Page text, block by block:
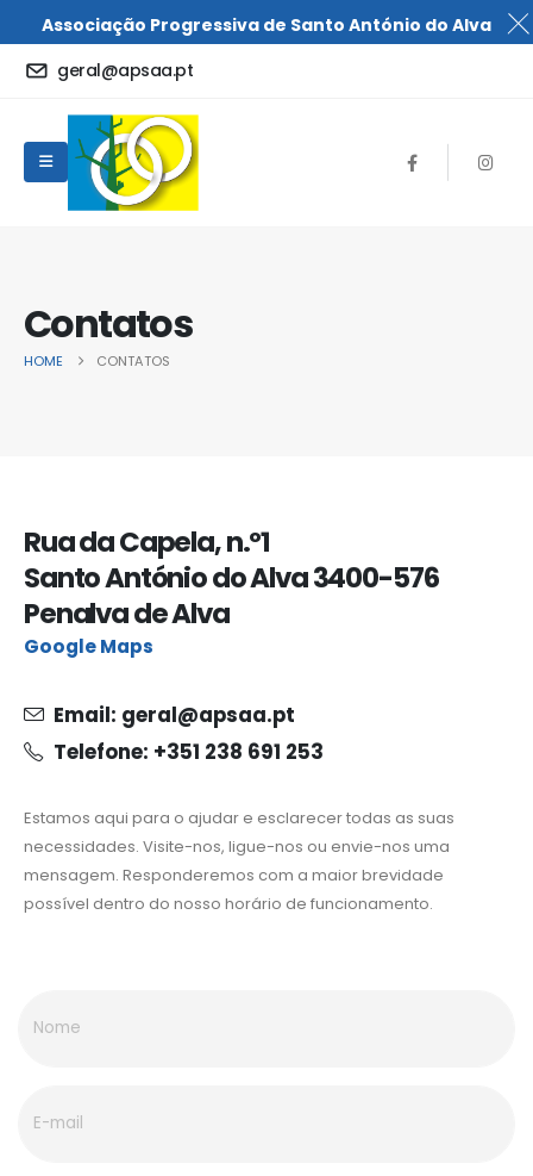
Associação Progressiva de Santo António do Alva
geral@apsaa.pt
Contatos
HOME CONTATOS
Rua da Capela, n.º1
Santo António do Alva 3400-576
Penalva de Alva
Google Maps
Email: geral@apsaa.pt
Telefone: +351 238 691 253
Estamos aqui para o ajudar e esclarecer todas as suas
necessidades. Visite-nos, ligue-nos ou envie-nos uma
mensagem. Responderemos com a maior brevidade
possível dentro do nosso horário de funcionamento.